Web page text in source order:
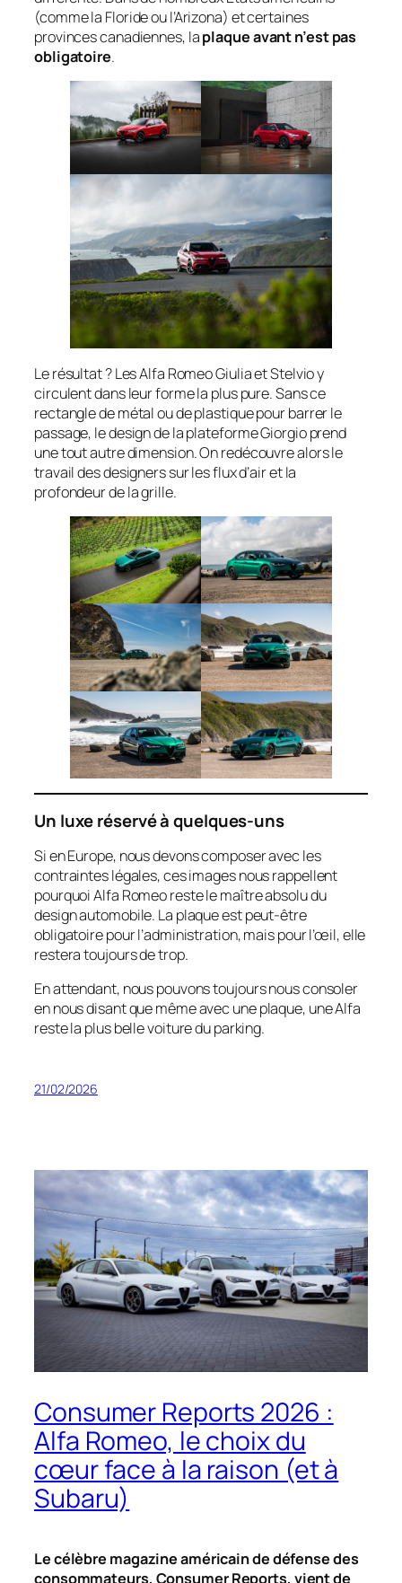
(comme la Floride ou l’Arizona) et certaines
provinces canadiennes, laplaque avant n’est pas
obligatoire.
Le résultat ? Les Alfa Romeo Giulia et Stelvio y
circulent dans leur forme la plus pure. Sans ce
rectangle de métal ou de plastique pour barrer le
passage, le design de la plateforme Giorgio prend
une tout autre dimension. On redécouvre alors le
travail des designers sur les flux d’air et la
profondeur de la grille.
Un luxe réservé à quelques-uns
Si en Europe, nous devons composer avec les
contraintes légales, ces images nous rappellent
pourquoi Alfa Romeo reste le maître absolu du
design automobile. La plaque est peut-être
obligatoire pour l’administration, mais pour l’œil, elle
restera toujours de trop.
En attendant, nous pouvons toujours nous consoler
en nous disant que même avec une plaque, une Alfa
reste la plus belle voiture du parking.
21/02/2026
Consumer Reports 2026 :
Alfa Romeo, le choix du
cœur face à la raison (et à
Subaru)
Le célèbre magazine américain de défense des
consommateurs, Consumer Reports, vient de